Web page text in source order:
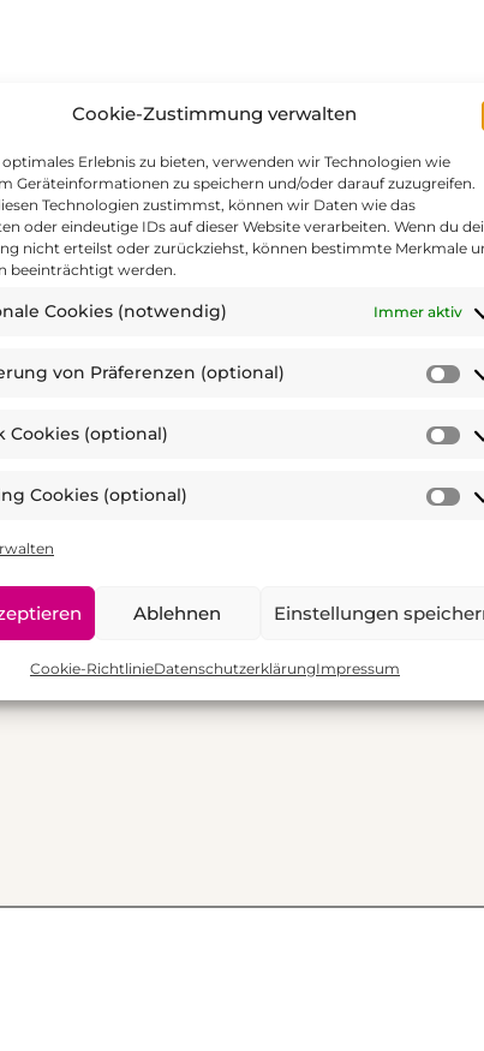
Cookie-Zustimmung verwalten
Erlebnis zu bieten, verwenden wir Technologien wie
Geräteinformationen zu speichern und/oder darauf zuzugreifen.
Technologien zustimmst, können wir Daten wie das
oder eindeutige IDs auf dieser Website verarbeiten. Wenn du
nicht erteilst oder zurückziehst, können bestimmte Merkmale
beeinträchtigt werden.
Cookies (notwendig) Immer aktiv
von Präferenzen (optional)
Cookies (optional)
Cookies (optional)
Ablehnen Einstellungen
Cookie-RichtlinieDatenschutzerklärungImpressum
du dich gesundheitsbewusster verhältst?
voll zu
hat, dich auch zukünftig
voll zu